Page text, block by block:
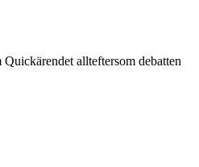
allteftersom debatten